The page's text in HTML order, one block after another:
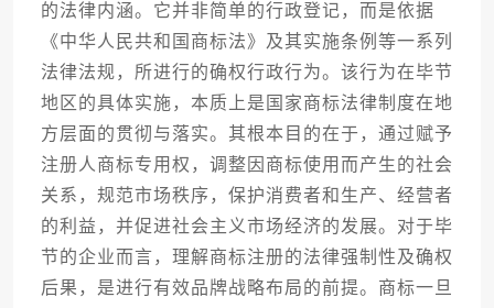
的法律内涵。它并非简单的行政登记，而是依据
《中华人民共和国商标法》及其实施条例等一系列
法律法规，所进行的确权行政行为。该行为在毕节
地区的具体实施，本质上是国家商标法律制度在地
方层面的贯彻与落实。其根本目的在于，通过赋予
注册人商标专用权，调整因商标使用而产生的社会
关系，规范市场秩序，保护消费者和生产、经营者
的利益，并促进社会主义市场经济的发展。对于毕
节的企业而言，理解商标注册的法律强制性及确权
后果，是进行有效品牌战略布局的前提。商标一旦